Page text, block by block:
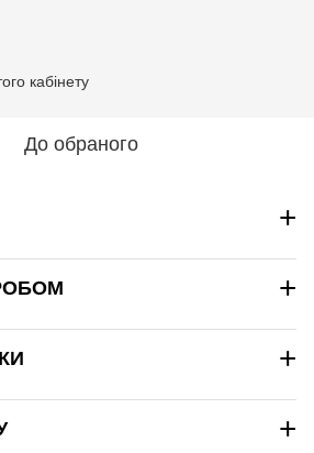
кабінету
До обраного
+
+
+
+